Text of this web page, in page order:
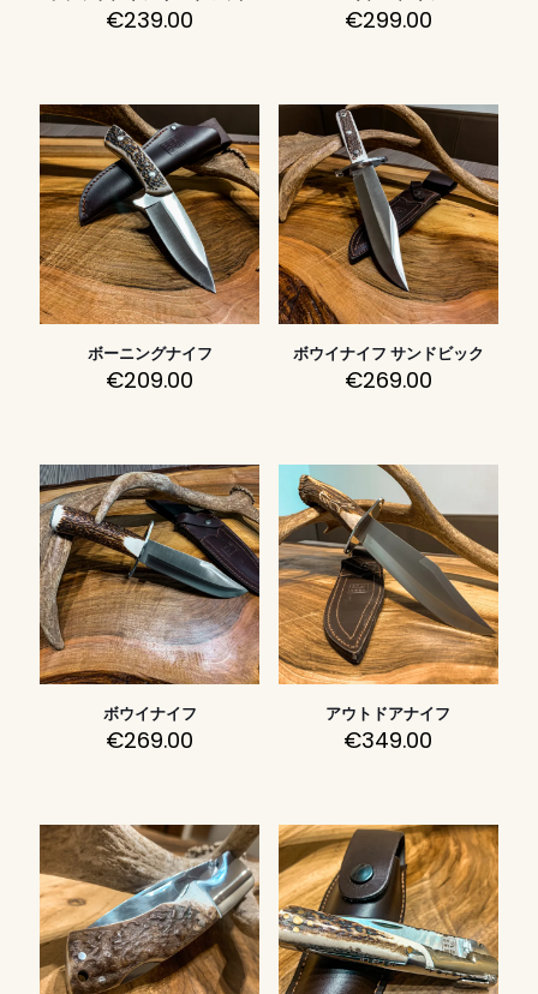
€239.00 €299.00
ボーニングナイフ
€209.00
ボウイナイフ サンドビック
€269.00
ボウイナイフ
€269.00
アウトドアナイフ
€349.00